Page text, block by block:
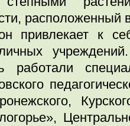
расположенный
привлекает к
работали